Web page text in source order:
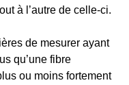
à l’autre de celle-ci.
de mesurer ayant
qu’une fibre
ou moins fortement